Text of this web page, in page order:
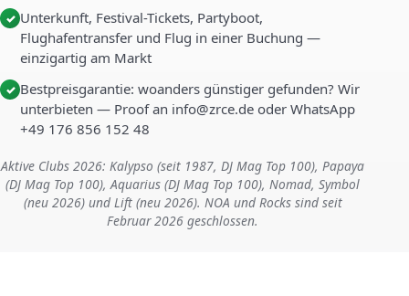
✓ Unterkunft, Festival-Tickets, Partyboot,
Flughafentransfer und Flug in einer Buchung —
einzigartig am Markt
✓ Bestpreisgarantie: woanders günstiger gefunden? Wir
unterbieten — Proof an info@zrce.de oder WhatsApp
+49 176 856 152 48
Aktive Clubs 2026: Kalypso (seit 1987, DJ Mag Top 100), Papaya
(DJ Mag Top 100), Aquarius (DJ Mag Top 100), Nomad, Symbol
(neu 2026) und Lift (neu 2026). NOA und Rocks sind seit
Februar 2026 geschlossen.